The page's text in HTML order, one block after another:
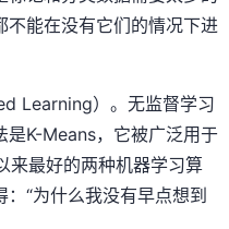
能在没有它们的情况下进
Learning）。无监督学习
是K-Means，它被广泛用于
来最好的两种机器学习算
“为什么我没有早点想到